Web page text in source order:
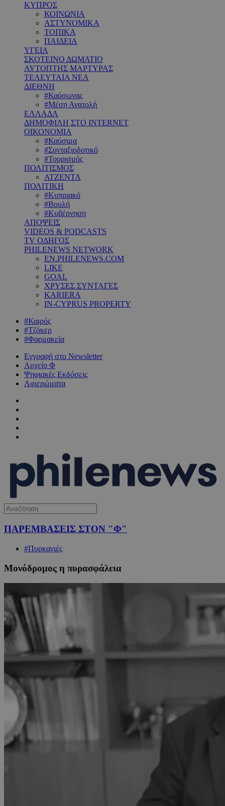
ΚΥΠΡΟΣ
ΚΟΙΝΩΝΙΑ
ΑΣΤΥΝΟΜΙΚΑ
ΤΟΠΙΚΑ
ΠΑΙΔΕΙΑ
ΥΓΕΙΑ
ΣΚΟΤΕΙΝΟ ΔΩΜΑΤΙΟ
ΑΥΤΟΠΤΗΣ ΜΑΡΤΥΡΑΣ
ΤΕΛΕΥΤΑΙΑ ΝΕΑ
ΔΙΕΘΝΗ
#Καύσωνας
#Μέση Ανατολή
ΕΛΛΑΔΑ
ΔΗΜΟΦΙΛΗ ΣΤΟ INTERNET
ΟΙΚΟΝΟΜΙΑ
#Καύσιμα
#Συνταξιοδοτικό
#Τουρισμός
ΠΟΛΙΤΙΣΜΟΣ
ΑΤΖΕΝΤΑ
ΠΟΛΙΤΙΚΗ
#Κυπριακό
#Βουλή
#Κυβέρνηση
ΑΠΟΨΕΙΣ
VIDEOS & PODCASTS
TV ΟΔΗΓΟΣ
PHILENEWS NETWORK
EN.PHILENEWS.COM
LIKE
GOAL
ΧΡΥΣΕΣ ΣΥΝΤΑΓΕΣ
KARIERA
IN-CYPRUS PROPERTY
#Καιρός
#Τζόκερ
#Φαρμακεία
Εγγραφή στο Newsletter
Αρχείο Φ
Ψηφιακές Εκδόσεις
Αφιερώματα
ΠΑΡΕΜΒΑΣΕΙΣ ΣΤΟΝ "Φ"
#Πυρκαγιές
Μονόδρομος η πυρασφάλεια